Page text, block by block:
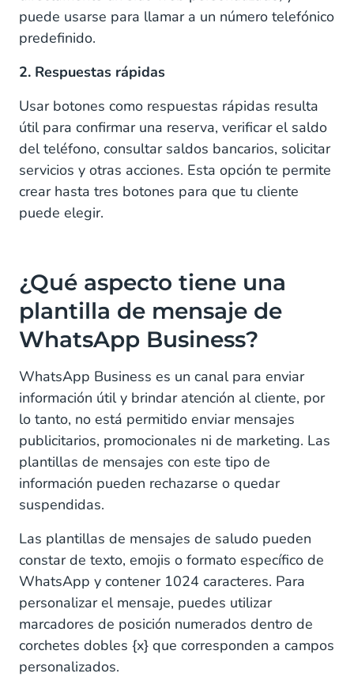
puede usarse para llamar a un número telefónico
predefinido.
2. Respuestas rápidas
Usar botones como respuestas rápidas resulta
útil para confirmar una reserva, verificar el saldo
del teléfono, consultar saldos bancarios, solicitar
servicios y otras acciones. Esta opción te permite
crear hasta tres botones para que tu cliente
puede elegir.
¿Qué aspecto tiene una
plantilla de mensaje de
WhatsApp Business?
WhatsApp Business es un canal para enviar
información útil y brindar atención al cliente, por
lo tanto, no está permitido enviar mensajes
publicitarios, promocionales ni de marketing. Las
plantillas de mensajes con este tipo de
información pueden rechazarse o quedar
suspendidas.
Las plantillas de mensajes de saludo pueden
constar de texto, emojis o formato específico de
WhatsApp y contener 1024 caracteres. Para
personalizar el mensaje, puedes utilizar
marcadores de posición numerados dentro de
corchetes dobles {x} que corresponden a campos
personalizados.